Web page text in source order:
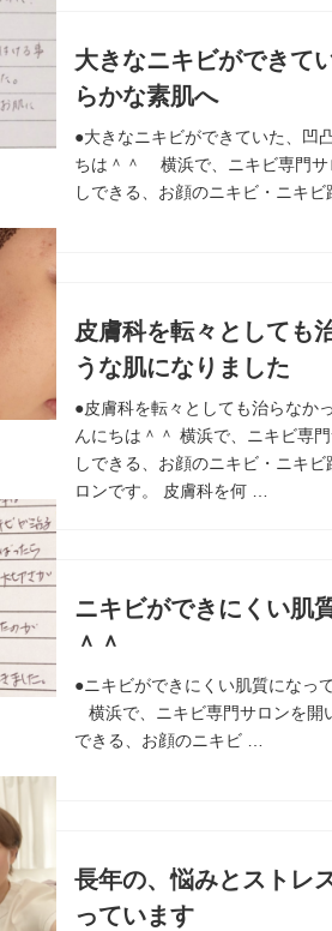
大きなニキビができて
らかな素肌へ
●大きなニキビができていた、
ちは＾＾ 横浜で、ニキビ専門
しできる、お顔のニキビ・ニキ
皮膚科を転々としても
うな肌になりました
●皮膚科を転々としても治らなか
んにちは＾＾ 横浜で、ニキビ専
しできる、お顔のニキビ・ニキ
ロンです。 皮膚科を何 …
ニキビができにくい肌
＾＾
●ニキビができにくい肌質にな
横浜で、ニキビ専門サロンを
できる、お顔のニキビ …
長年の、悩みとストレ
っています